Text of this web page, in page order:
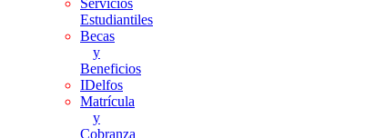
Servicios
Estudiantiles
Becas
y
Beneficios
IDelfos
Matrícula
y
Cobranza